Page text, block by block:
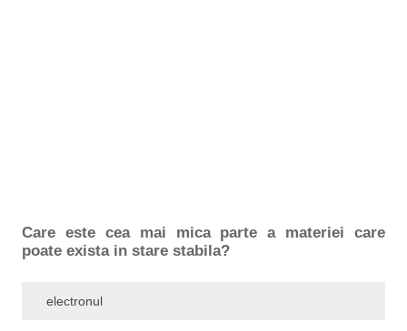
Care este cea mai mica parte a materiei care
poate exista in stare stabila?
electronul